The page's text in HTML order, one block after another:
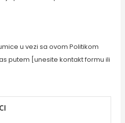
u vezi sa ovom Politikom
putem [unesite kontakt formu ili